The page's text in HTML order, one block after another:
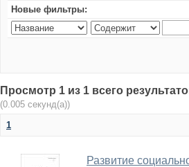
Новые фильтры:
Просмотр 1 из 1 всего
(0.005 секунд(а))
1
Развитие